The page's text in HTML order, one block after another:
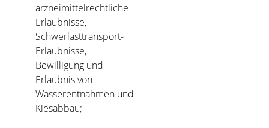
arzneimittelrechtliche
Erlaubnisse,
Schwerlasttransport-
Erlaubnisse,
Bewilligung und
Erlaubnis von
Wasserentnahmen und
Kiesabbau;